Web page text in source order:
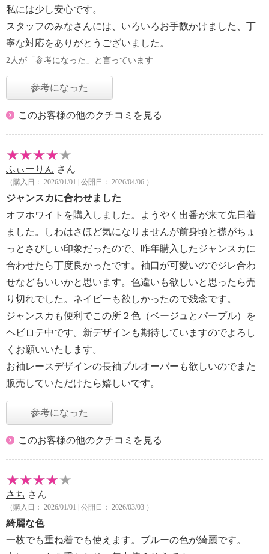
私には少し安心です。
スタッフのみなさんには、いろいろお手数かけました、丁
寧な対応をありがとうございました。
2人が「参考になった」と言っています
参考になった
このお客様の他のクチコミを見る
ふぃーりん さん
（購入日： 2026/01/01 | 公開日： 2026/04/06 ）
ジャンスカに合わせました
オフホワイトを購入しました。ようやく出番が来て先日着
ました。しわはさほど気になりませんが前身頃と襟がちょ
っとさびしい印象だったので、昨年購入したジャンスカに
合わせたら丁度良かったです。袖口が可愛いのでジレ合わ
せなどもいいかと思います。色違いも欲しいと思ったら売
り切れでした。ネイビーも欲しかったので残念です。
ジャンスカも便利でこの所２色（ベージュとパープル）を
ヘビロテ中です。新デザインも期待していますのでよろし
くお願いいたします。
お袖レースデザインの長袖プルオーバーも欲しいのでまた
販売していただけたら嬉しいです。
参考になった
このお客様の他のクチコミを見る
さち さん
（購入日： 2026/01/01 | 公開日： 2026/03/03 ）
綺麗な色
一枚でも重ね着でも使えます。ブルーの色が綺麗です。